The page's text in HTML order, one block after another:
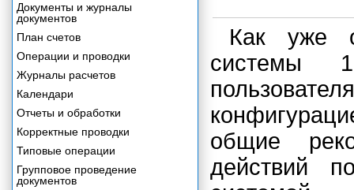
Как уже
системы
общие
действий
Документы и журналы
документов
План счетов
Операции и проводки
Журналы расчетов
Календари
Отчеты и обработки
Корректные проводки
Типовые операции
Групповое проведение
документов